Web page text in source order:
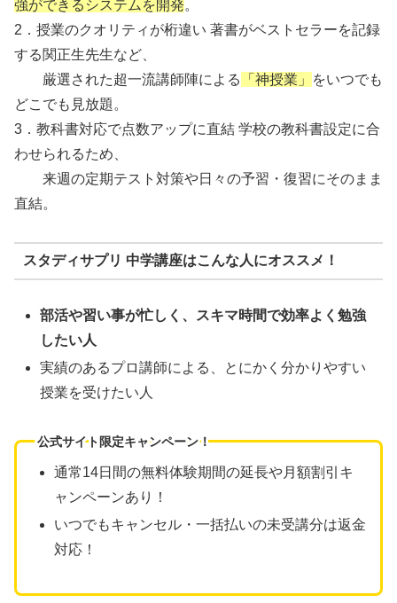
強ができるシステムを開発。
2．授業のクオリティが桁違い 著書がベストセラーを記録
する関正生先生など、
厳選された超一流講師陣による
「神授業」
をいつでも
どこでも見放題。
3．教科書対応で点数アップに直結 学校の教科書設定に合
わせられるため、
来週の定期テスト対策や日々の予習・復習にそのまま
直結。
スタディサプリ 中学講座はこんな人にオススメ！
部活や習い事が忙しく、スキマ時間で効率よく勉強
したい人
実績のあるプロ講師による、とにかく分かりやすい
授業を受けたい人
公式サイト限定キャンペーン！
通常14日間の無料体験期間の延長や月額割引キ
ャンペーンあり！
いつでもキャンセル・一括払いの未受講分は返金
対応！